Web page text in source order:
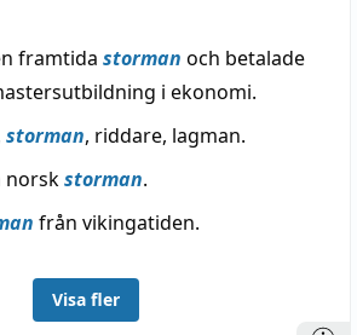
framtida storman och betalade
i ekonomi.
storman, riddare, lagman.
norskstorman.
från vikingatiden.
Visa fler